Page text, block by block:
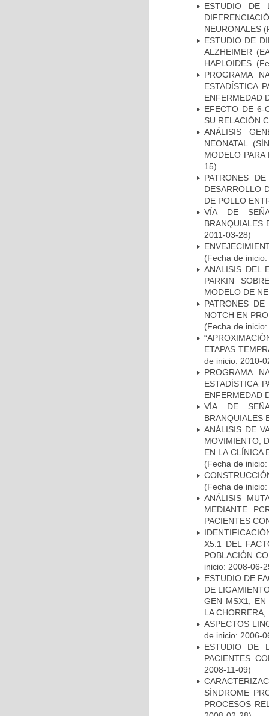
ESTUDIO DE
NEURONALES
ESTUDIO DE
ALZHEIMER
HAPLOIDES.
PROGRAMA
ESTADÍSTICA
ENFERMEDAD
EFECTO DE 6-
SU RELACIÓN
ANÁLISIS
NEONATAL
MODELO
15)
PATRONES
DESARROLLO
DE POLLO
VÍA DE
BRANQUIALES
2011-03-28)
(Fecha de
ANALISIS DEL
PARKIN
MODELO DE
PATRONES
NOTCH EN
(Fecha de
ETAPAS
de inicio: 2010-
PROGRAMA
ESTADÍSTICA
ENFERMEDAD
VÍA DE
BRANQUIALES
ANÁLISIS DE
MOVIMIENTO,
EN LA CLÍNICA
(Fecha de
(Fecha de
ANÁLISIS
MEDIANTE
PACIENTES
X5.1 DEL
POBLACIÓN
inicio: 2008-06-
ESTUDIO DE
DE
GEN MSX1, EN
LA
ASPECTOS
de inicio: 2006-
ESTUDIO DE
PACIENTES
2008-11-09)
SÍNDROME
PROCESOS